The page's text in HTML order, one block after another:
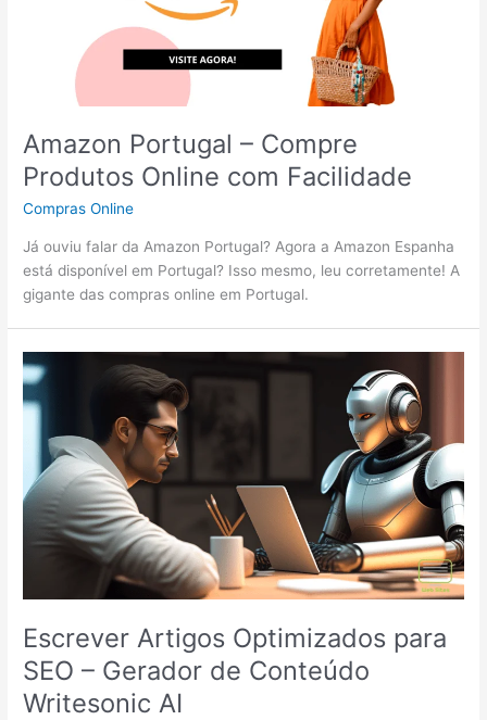
Amazon Portugal – Compre
Produtos Online com Facilidade
Compras Online
Já ouviu falar da Amazon Portugal? Agora a Amazon Espanha
está disponível em Portugal? Isso mesmo, leu corretamente! A
gigante das compras online em Portugal.
Escrever Artigos Optimizados para
SEO – Gerador de Conteúdo
Writesonic AI